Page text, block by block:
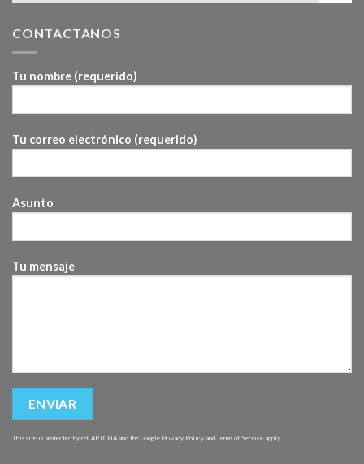
CONTACTANOS
Tu nombre (requerido)
Tu correo electrónico (requerido)
Asunto
Tu mensaje
This site is protected by reCAPTCHA and the Google Privacy Policy and Terms of Service apply.